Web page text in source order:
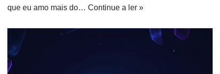
que eu amo mais do… Continue a ler »